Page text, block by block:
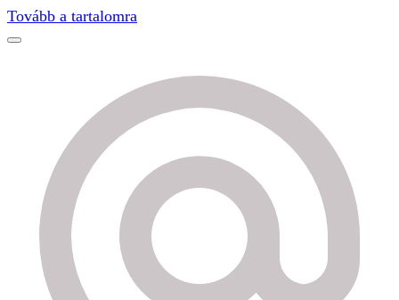
Tovább a tartalomra